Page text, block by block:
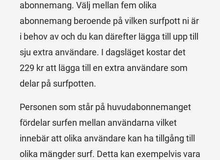
abonnemang. Välj mellan fem olika
abonnemang beroende på vilken surfpott ni är
i behov av och du kan därefter lägga till upp till
sju extra användare. I dagsläget kostar det
229 kr att lägga till en extra användare som
delar på surfpotten.
Personen som står på huvudabonnemanget
fördelar surfen mellan användarna vilket
innebär att olika användare kan ha tillgång till
olika mängder surf. Detta kan exempelvis vara